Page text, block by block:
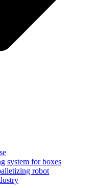
system for boxes
robot